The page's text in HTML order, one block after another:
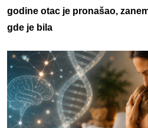
godine otac je pronašao,
gde je bila